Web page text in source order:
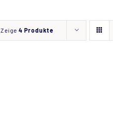
Zeige 4 Produkte